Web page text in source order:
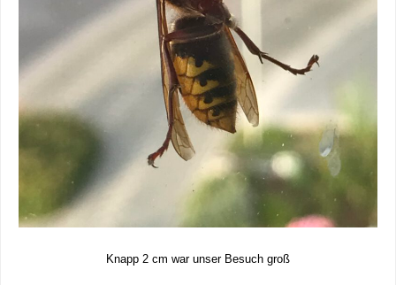
Knapp 2 cm war unser Besuch groß